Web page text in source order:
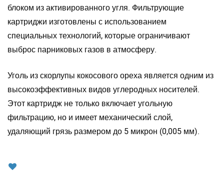
блоком из активированного угля. Фильтрующие
картриджи изготовлены с использованием
специальных технологий, которые ограничивают
выброс парниковых газов в атмосферу.
Уголь из скорлупы кокосового ореха является одним из
высокоэффективных видов углеродных носителей.
Этот картридж не только включает угольную
фильтрацию, но и имеет механический слой,
удаляющий грязь размером до 5 микрон (0,005 мм).